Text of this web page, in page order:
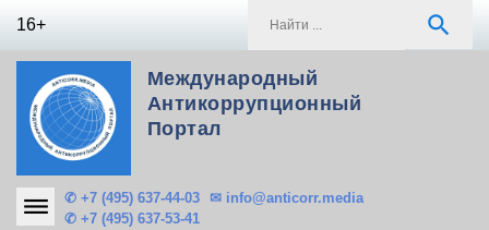
16+ search
Международный
Антикоррупционный
Портал
✆ +7 (495) 637-44-03
✆ +7 (495) 637-53-41
✉ info@anticorr.media